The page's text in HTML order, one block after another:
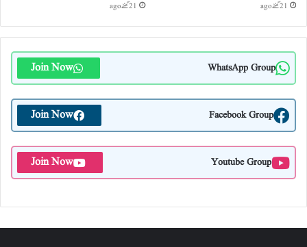
21 گھنٹے ago 21 گھنٹے ago
WhatsApp Group
Join Now
Facebook Group
Join Now
Youtube Group
Join Now